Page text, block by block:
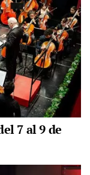
7 al 9 de